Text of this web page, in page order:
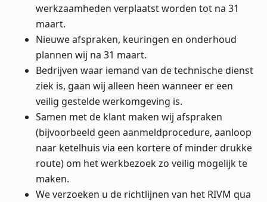
werkzaamheden verplaatst worden tot na 31
maart.
Nieuwe afspraken, keuringen en onderhoud
plannen wij na 31 maart.
Bedrijven waar iemand van de technische dienst
ziek is, gaan wij alleen heen wanneer er een
veilig gestelde werkomgeving is.
Samen met de klant maken wij afspraken
(bijvoorbeeld geen aanmeldprocedure, aanloop
naar ketelhuis via een kortere of minder drukke
route) om het werkbezoek zo veilig mogelijk te
maken.
We verzoeken u de richtlijnen van het RIVM qua